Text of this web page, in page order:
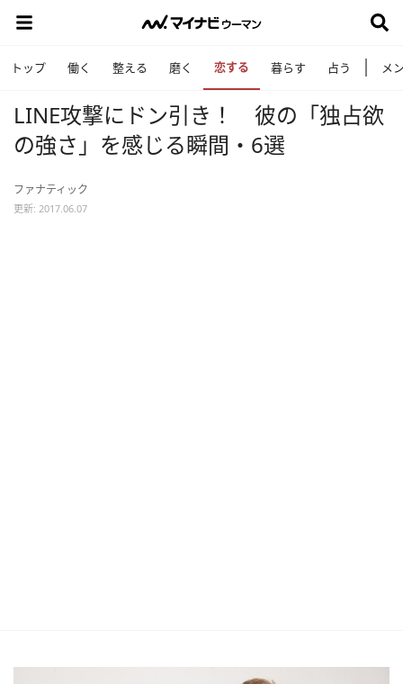
トップ 働く 整える 磨く 恋する 暮らす 占う メ
LINE攻撃にドン引き！ 彼の「独占欲
の強さ」を感じる瞬間・6選
ファナティック
更新: 2017.06.07